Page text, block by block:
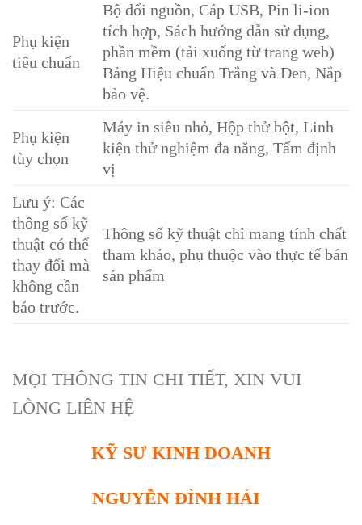
Phụ kiện
tiêu chuẩn
Bộ đổi nguồn, Cáp USB, Pin li-ion
tích hợp, Sách hướng dẫn sử dụng,
phần mềm (tải xuống từ trang web)
Bảng Hiệu chuẩn Trắng và Đen, Nắp
bảo vệ.
Phụ kiện
tùy chọn
Máy in siêu nhỏ, Hộp thử bột, Linh
kiện thử nghiệm đa năng, Tấm định
vị
Lưu ý: Các
thông số kỹ
thuật có thể
thay đổi mà
không cần
báo trước.
Thông số kỹ thuật chỉ mang tính chất
tham khảo, phụ thuộc vào thực tế bán
sản phẩm
MỌI THÔNG TIN CHI TIẾT, XIN VUI
LÒNG LIÊN HỆ
KỸ SƯ KINH DOANH
NGUYỄN ĐÌNH HẢI